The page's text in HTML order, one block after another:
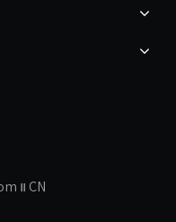
။ CN